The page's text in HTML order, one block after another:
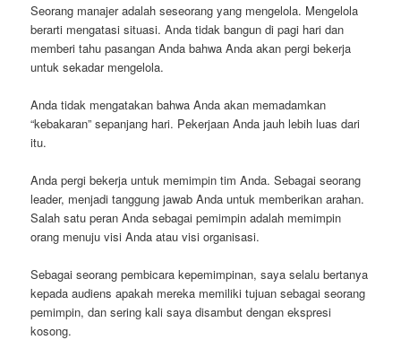
Seorang manajer adalah seseorang yang mengelola. Mengelola
berarti mengatasi situasi. Anda tidak bangun di pagi hari dan
memberi tahu pasangan Anda bahwa Anda akan pergi bekerja
untuk sekadar mengelola.
Anda tidak mengatakan bahwa Anda akan memadamkan
“kebakaran” sepanjang hari. Pekerjaan Anda jauh lebih luas dari
itu.
Anda pergi bekerja untuk memimpin tim Anda. Sebagai seorang
leader, menjadi tanggung jawab Anda untuk memberikan arahan.
Salah satu peran Anda sebagai pemimpin adalah memimpin
orang menuju visi Anda atau visi organisasi.
Sebagai seorang pembicara kepemimpinan, saya selalu bertanya
kepada audiens apakah mereka memiliki tujuan sebagai seorang
pemimpin, dan sering kali saya disambut dengan ekspresi
kosong.